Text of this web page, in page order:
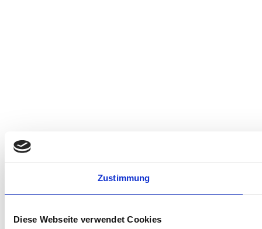
Zustimmung
Diese Webseite verwendet Cookies